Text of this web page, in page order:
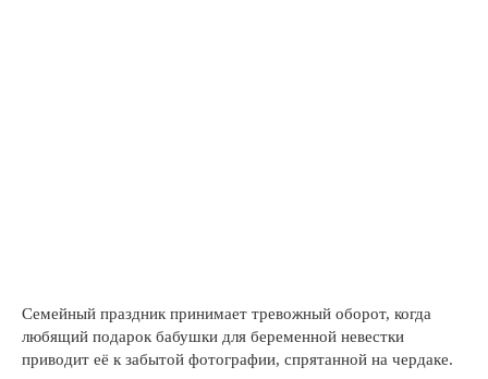
Семейный праздник принимает тревожный оборот, когда
любящий подарок бабушки для беременной невестки
приводит её к забытой фотографии, спрятанной на чердаке.